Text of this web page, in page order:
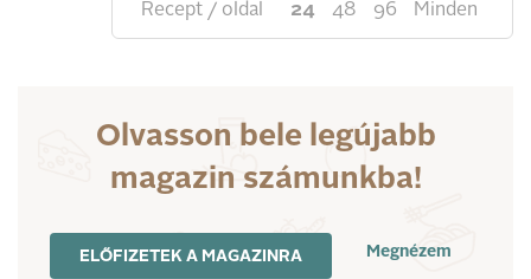
Recept / oldal 24 48 96 Minden
Olvasson bele legújabb
magazin számunkba!
ELŐFIZETEK A MAGAZINRA Megnézem